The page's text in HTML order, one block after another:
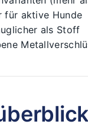
für aktive Hunde
als Stoff